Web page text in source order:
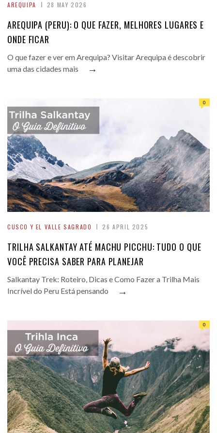
AREQUIPA 28 MAY 2026
AREQUIPA (PERU): O QUE FAZER, MELHORES LUGARES E
ONDE FICAR
O que fazer e ver em Arequipa? Visitar Arequipa é descobrir
uma das cidades mais
→
CUSCO Y EL VALLE SAGRADO 26 APRIL 2025
0
TRILHA SALKANTAY ATÉ MACHU PICCHU: TUDO O QUE
VOCÊ PRECISA SABER PARA PLANEJAR
Salkantay Trek: Roteiro, Dicas e Como Fazer a Trilha Mais
Incrível do Peru Está pensando
→
0